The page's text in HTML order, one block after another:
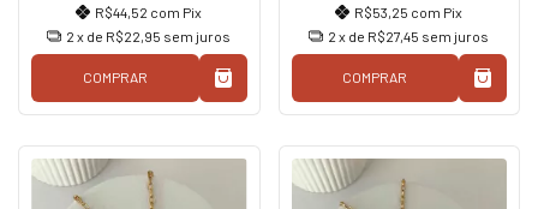
R$44,52 com Pix
2 x de R$22,95 sem juros
COMPRAR
R$53,25 com Pix
2 x de R$27,45 sem juros
COMPRAR